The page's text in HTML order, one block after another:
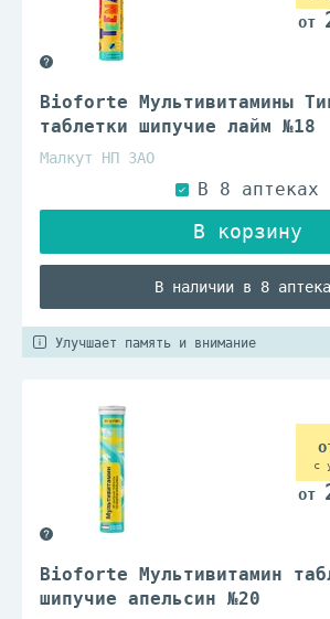
Bioforte Мультивитамины
таблетки шипучие лайм №18
Малкут НП ЗАО
В наличии в 8
Улучшает память и внимание
Bioforte Мультивитамин
шипучие апельсин №20
с